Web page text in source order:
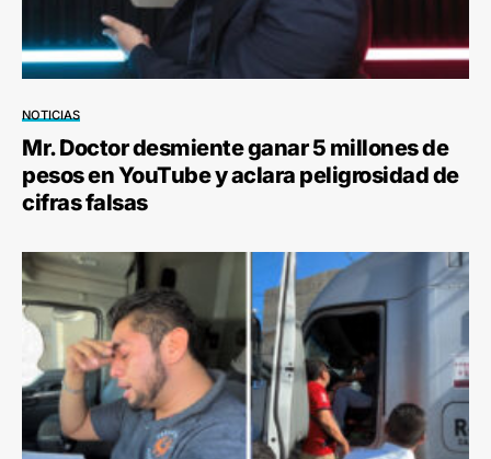
NOTICIAS
Mr. Doctor desmiente ganar 5 millones de
pesos en YouTube y aclara peligrosidad de
cifras falsas